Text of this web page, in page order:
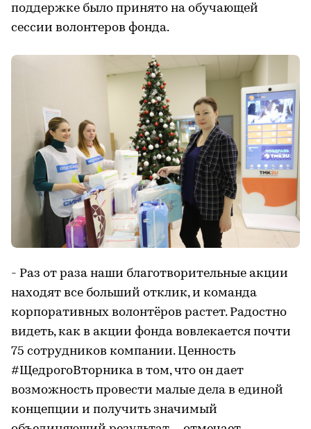
поддержке было принято на обучающей
сессии волонтеров фонда.
- Раз от раза наши благотворительные акции
находят все больший отклик, и команда
корпоративных волонтёров растет. Радостно
видеть, как в акции фонда вовлекается почти
75 сотрудников компании. Ценность
#ЩедрогоВторника в том, что он дает
возможность провести малые дела в единой
концепции и получить значимый